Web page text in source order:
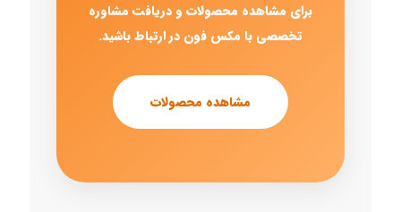
برای مشاهده محصولات و دریافت مشاوره
تخصصی با مکس فون در ارتباط باشید.
مشاهده محصولات